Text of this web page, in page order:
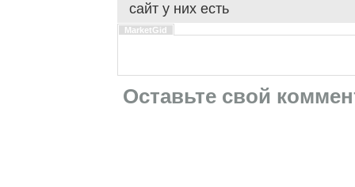
сайт у них есть
MarketGid
Оставьте свой